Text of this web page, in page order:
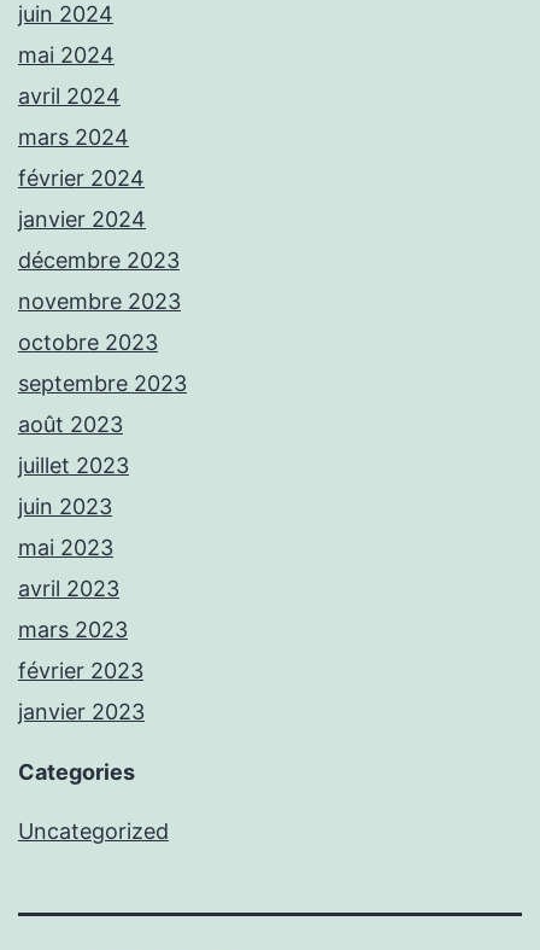
juin 2024
mai 2024
avril 2024
mars 2024
février 2024
janvier 2024
décembre 2023
novembre 2023
octobre 2023
septembre 2023
août 2023
juillet 2023
juin 2023
mai 2023
avril 2023
mars 2023
février 2023
janvier 2023
Categories
Uncategorized